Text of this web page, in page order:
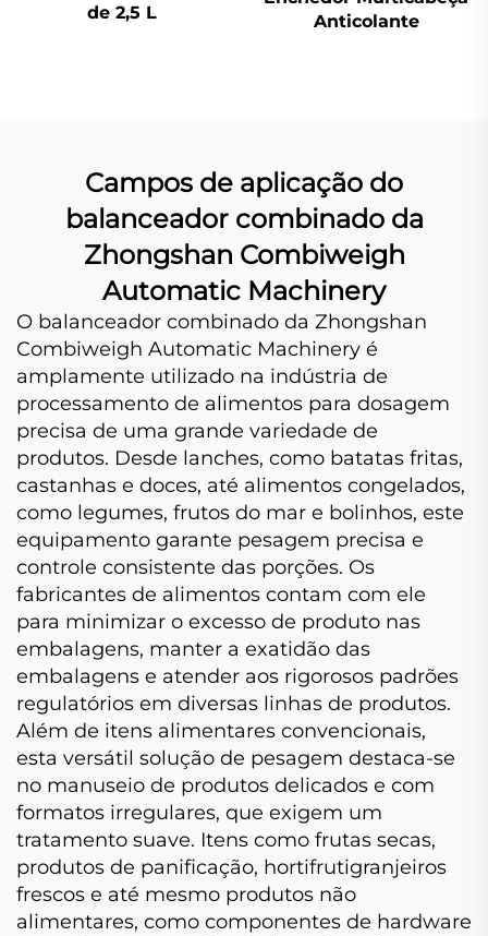
de 2,5 L
Anticolante
Campos de aplicação do
balanceador combinado da
Zhongshan Combiweigh
Automatic Machinery
O balanceador combinado da Zhongshan
Combiweigh Automatic Machinery é
amplamente utilizado na indústria de
processamento de alimentos para dosagem
precisa de uma grande variedade de
produtos. Desde lanches, como batatas fritas,
castanhas e doces, até alimentos congelados,
como legumes, frutos do mar e bolinhos, este
equipamento garante pesagem precisa e
controle consistente das porções. Os
fabricantes de alimentos contam com ele
para minimizar o excesso de produto nas
embalagens, manter a exatidão das
embalagens e atender aos rigorosos padrões
regulatórios em diversas linhas de produtos.
Além de itens alimentares convencionais,
esta versátil solução de pesagem destaca-se
no manuseio de produtos delicados e com
formatos irregulares, que exigem um
tratamento suave. Itens como frutas secas,
produtos de panificação, hortifrutigranjeiros
frescos e até mesmo produtos não
alimentares, como componentes de hardware